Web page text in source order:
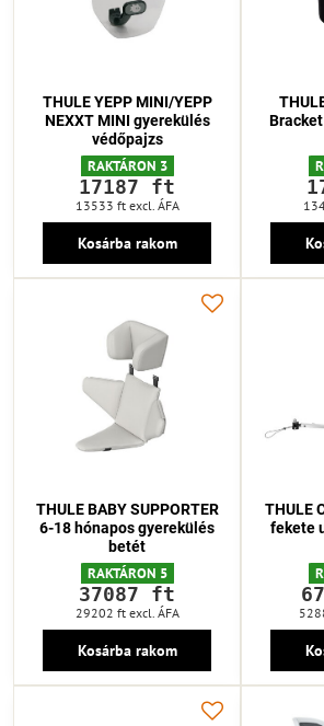
THULE YEPP MINI/YEPP
NEXXT MINI gyerekülés
védőpajzs
RAKTÁRON 3
17187 ft
13533 ft excl. ÁFA
Kosárba rakom
THULE BABY SUPPORTER
6-18 hónapos gyerekülés
betét
RAKTÁRON 5
37087 ft
29202 ft excl. ÁFA
Kosárba rakom
THULE
fekete